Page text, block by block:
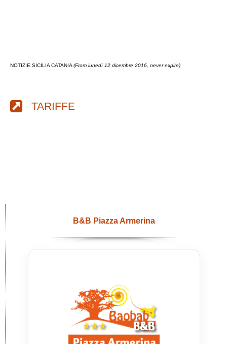
NOTIZIE SICILIA CATANIA (From lunedì 12 dicembre 2016, never expire)
TARIFFE
B&B Piazza Armerina